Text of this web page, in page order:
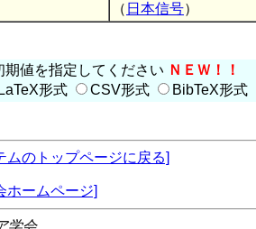
（ 日本信号）
期値を指定してください ＮＥＷ！！
形式 CSV形式 BibTeX形式
ムのトップページに戻る]
ホームページ]
学会